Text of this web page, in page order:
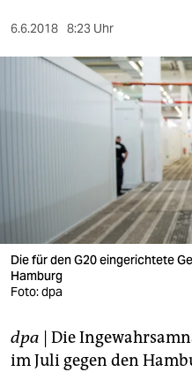
kultur
sport
verlag
verlag
veranstaltungen
fragen & hilfe
6.6.2018 8:23 Uhr
Die für den G20 eingerichtete
Hamburg
Foto: dpa
dpa | Die
im Juli gegen den